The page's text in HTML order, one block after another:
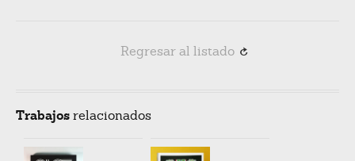
Regresar al listado R
Trabajosrelacionados